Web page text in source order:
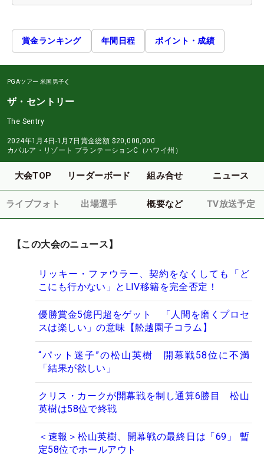
賞金ランキング 年間日程 ポイント・成績
PGAツアー 米国男子
ザ・セントリー
The Sentry
2024年1月4日-1月7日 賞金総額 $20,000,000
カパルア・リゾート プランテーションC（ハワイ州）
大会TOP リーダーボード 組み合せ ニュース
ライブフォト 出場選手 概要など TV放送予定
【この大会のニュース】
リッキー・ファウラー、契約をなくしても「ど
こにも行かない」とLIV移籍を完全否定！
優勝賞金5億円超をゲット 「人間を磨くプロセ
スは楽しい」の意味【舩越園子コラム】
“パット迷子”の松山英樹 開幕戦58位に不満
「結果が欲しい」
クリス・カークが開幕戦を制し通算6勝目 松山
英樹は58位で終戦
＜速報＞松山英樹、開幕戦の最終日は「69」 暫
定58位でホールアウト